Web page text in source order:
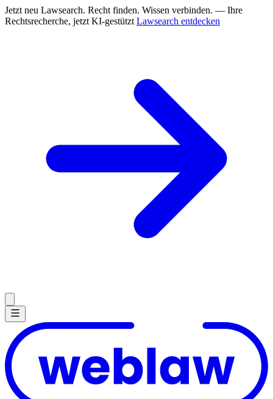
Jetzt neu Lawsearch. Recht finden. Wissen verbinden. — Ihre
Rechtsrecherche, jetzt KI-gestützt Lawsearch entdecken